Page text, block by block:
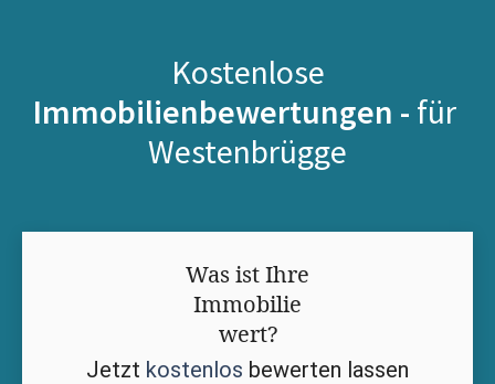
Kostenlose
Immobilienbewertungen - für
Westenbrügge
Was ist Ihre
Immobilie
wert?
Jetzt kostenlos bewerten lassen